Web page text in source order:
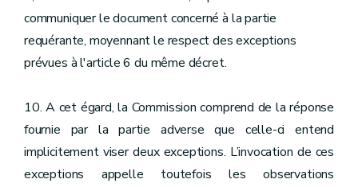
communiquer le document concerné à la partie
requérante, moyennant le respect des exceptions
prévues à l'article 6 du même décret.
10. A cet égard, la Commission comprend de la réponse
fournie par la partie adverse que celle-ci entend
implicitement viser deux exceptions. L’invocation de ces
exceptions appelle toutefois les observations